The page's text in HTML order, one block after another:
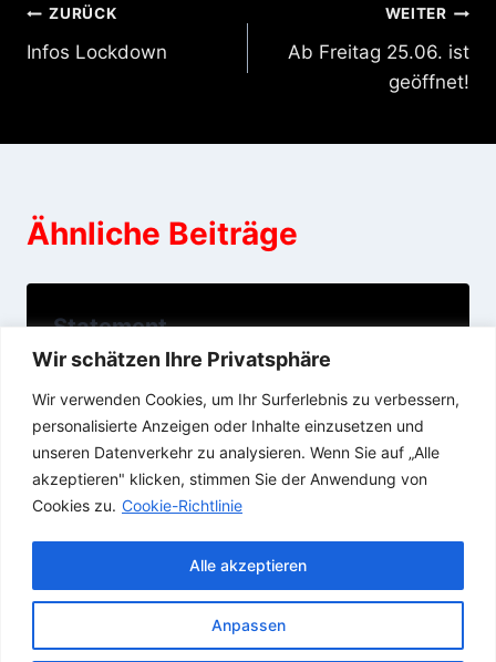
Wir schätzen Ihre Privatsphäre
Wir verwenden Cookies, um Ihr Surferlebnis zu verbessern,
personalisierte Anzeigen oder Inhalte einzusetzen und
unseren Datenverkehr zu analysieren. Wenn Sie auf „Alle
akzeptieren" klicken, stimmen Sie der Anwendung von
Cookies zu. Cookie-Richtlinie
Anpassen
Alle akzeptieren
Beitragsnavigation
ZURÜCK
Infos Lockdown
WEITER
Ab Freitag 25.06. ist
geöffnet!
Ähnliche Beiträge
Statement
06/06/2020